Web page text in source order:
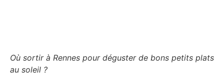
Où sortir à Rennes pour déguster de bons petits plats
au soleil ?